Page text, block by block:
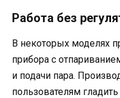
Работа без
В некоторых моделях
прибора с
и подачи пара.
пользователям